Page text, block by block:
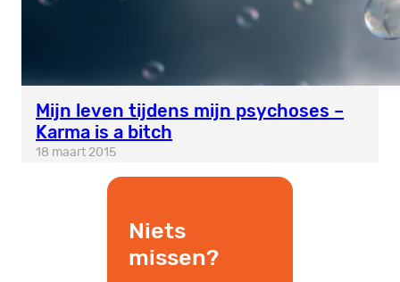
Mijn leven tijdens mijn psychoses –
Karma is a bitch
18 maart 2015
Niets
missen?